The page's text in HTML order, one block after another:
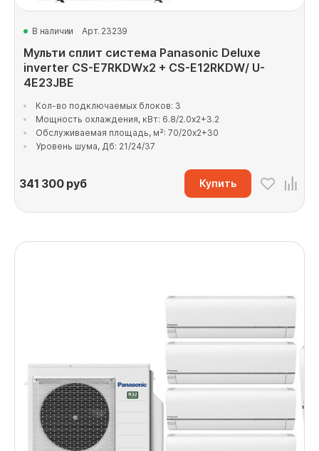
В наличии Арт. 23239
Мульти сплит система Panasonic Deluxe
inverter CS-E7RKDWx2 + CS-E12RKDW/ U-
4E23JBE
Кол-во подключаемых блоков: 3
Мощность охлаждения, кВт: 6.8/2.0x2+3.2
Обслуживаемая площадь, м²: 70/20x2+30
Уровень шума, Дб: 21/24/37
341 300руб Купить